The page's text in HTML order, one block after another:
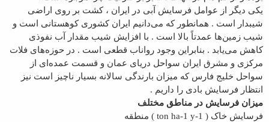
یکی دیگر از عوامل فرسایش آبی در ایران ، کشت بر روی اراضی
شیبدار است . همانطور که می‌دانیم ایران کشوری کوهستانی است و
شیب زمین‌ها عمدتاً بالا است . با افزایش شیب مقدار آب نفوذی
کاهش می‌یابد . بنابراین وجود رواناب قطعی است . در حوزه‌های فلات
مرکزی و مشرق ایران سواحل دریای عمان و قسمت عمده‌ای از
سواحل خلیج فارس که میزان بارندگی سالانه بسیار ناچیز است نیز
انتظار فرسایش بادی را داریم .
میزان فرسایش در مناطق مختلف
فرسایش خاک ( ton ha-1 y-1 ) منطقه